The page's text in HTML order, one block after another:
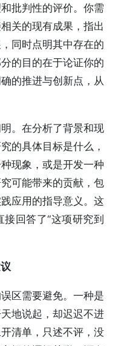
批判性的评价。你需
关的现有成果，指出
同时点明其中存在的
的目的在于论证你的
的推进与创新点，从
。在分析了背景和现
的具体目标是什么，
现象，或是开发一种
可能带来的贡献，包
应用的指导意义。这
回答了“这项研究到
区需要避免。一种是
地说起，却迟迟不进
清单，只述不评，没